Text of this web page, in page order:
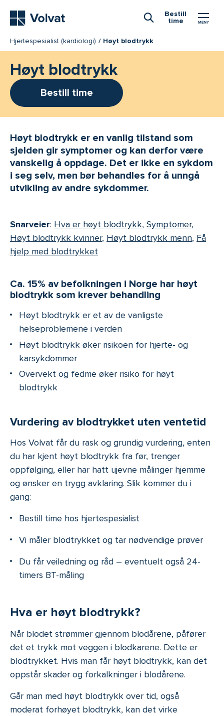
Bestill
time
Hjertespesialist (kardiologi) Høyt blodtrykk
Høyt blodtrykk
Bestill time
Høyt blodtrykk er en vanlig tilstand som
sjelden gir symptomer og kan derfor være
vanskelig å oppdage. Det er ikke en sykdom
i seg selv, men bør behandles for å unngå
utvikling av andre sykdommer.
Snarveier: Hva er høyt blodtrykk, Symptomer,
Høyt blodtrykk kvinner, Høyt blodtrykk menn, Få
hjelp med blodtrykket
Ca. 15% av befolkningen i Norge har høyt
blodtrykk som krever behandling
Høyt blodtrykk er et av de vanligste
helseproblemene i verden
Høyt blodtrykk øker risikoen for hjerte- og
karsykdommer
Overvekt og fedme øker risiko for høyt
blodtrykk
Vurdering av blodtrykket uten ventetid
Hos Volvat får du rask og grundig vurdering, enten
du har kjent høyt blodtrykk fra før, trenger
oppfølging, eller har hatt ujevne målinger hjemme
og ønsker en trygg avklaring. Slik kommer du i
gang:
Bestill time hos hjertespesialist
Vi måler blodtrykket og tar nødvendige prøver
Du får veiledning og råd – eventuelt også 24-
timers BT-måling
Hva er høyt blodtrykk?
Når blodet strømmer gjennom blodårene, påfører
det et trykk mot veggen i blodkarene. Dette er
blodtrykket. Hvis man får høyt blodtrykk, kan det
oppstår skader og forkalkninger i blodårene.
Går man med høyt blodtrykk over tid, også
moderat forhøyet blodtrykk, kan det virke